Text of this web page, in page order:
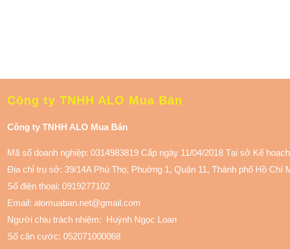
Công ty TNHH ALO Mua Bán
Công ty TNHH ALO Mua Bán
Mã số doanh nghiệp: 0314983819 Cấp ngày 11/04/2018 Tại sở Kế
Địa chỉ trụ sở: 39/14A Phú Thọ, Phuờng 1, Quận 11, Thành phố Hồ Chí
Số điện thoại: 0919277102
Email: alomuaban.net@gmail.com
Người chịu trách nhiệm: Huỳnh Ngọc Loan
Số căn cước: 052071000068